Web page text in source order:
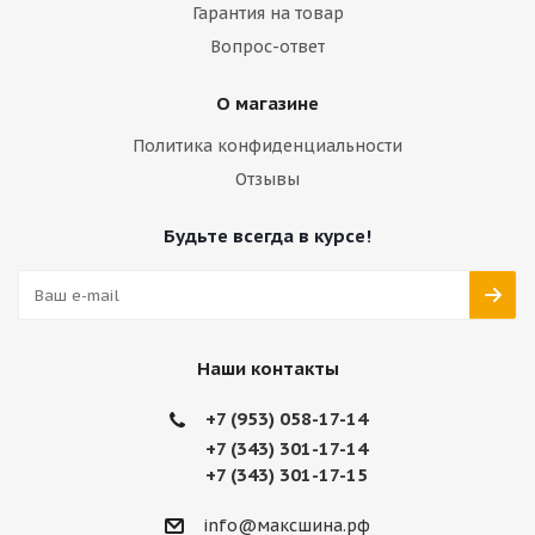
Гарантия на товар
Вопрос-ответ
О магазине
Политика конфиденциальности
Отзывы
Будьте всегда в курсе!
Наши контакты
+7 (953) 058-17-14
+7 (343) 301-17-14
+7 (343) 301-17-15
info@максшина.рф